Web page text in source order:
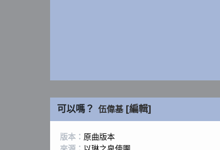
可以嗎？ 伍偉基 [編輯]
版本： 原曲版本